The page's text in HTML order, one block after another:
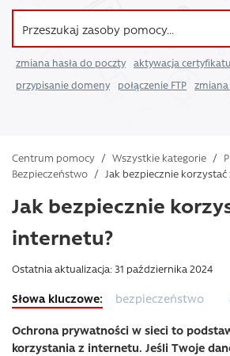
zmiana hasła do poczty
aktywacja certyfikatu
przypisanie domeny
połączenie FTP zmiana
Centrum pomocy / Wszystkie kategorie /
Bezpieczeństwo / Jak bezpiecznie korzystać
Jak bezpiecznie
internetu?
Ostatnia aktualizacja: 31 października 2024
bezpieczeństwo
Ochrona prywatności w sieci to
korzystania z internetu. Jeśli Twoje